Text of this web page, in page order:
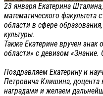
23 января Екатерина
математического факультета
области в сфере
культуры.
Также Екатерине вручен знак
области» с девизом «Знание.
Поздравляем Екатерину и
Петровича Клишина,
наградами и желаем